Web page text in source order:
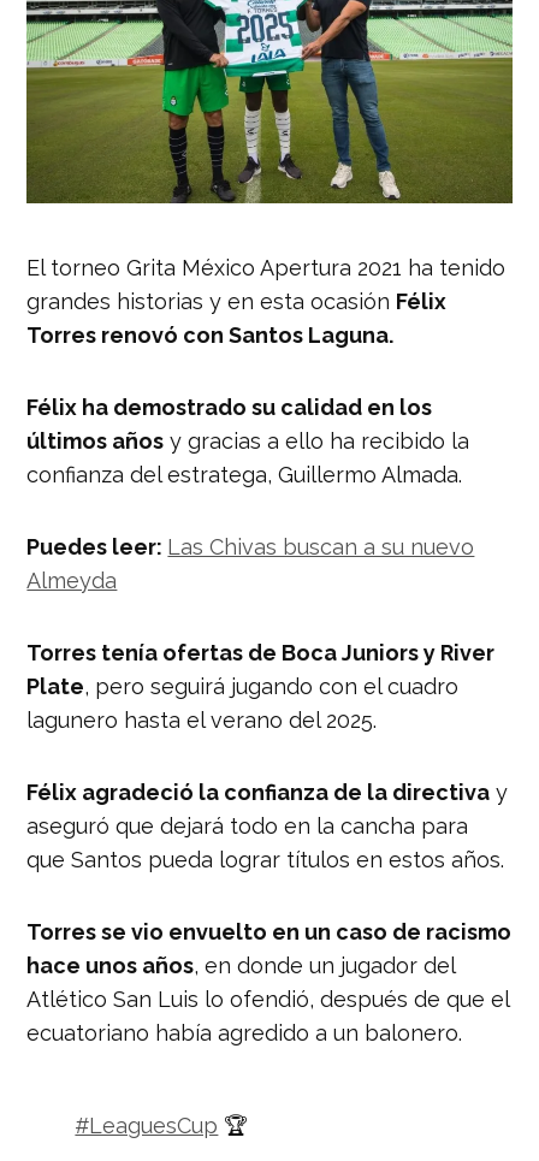
El torneo Grita México Apertura 2021 ha tenido
grandes historias y en esta ocasión Félix
Torres renovó con Santos Laguna.
Félix ha demostrado su calidad en los
últimos años y gracias a ello ha recibido la
confianza del estratega, Guillermo Almada.
Puedes leer: Las Chivas buscan a su nuevo
Almeyda
Torres tenía ofertas de Boca Juniors y River
Plate, pero seguirá jugando con el cuadro
lagunero hasta el verano del 2025.
Félix agradeció la confianza de la directiva y
aseguró que dejará todo en la cancha para
que Santos pueda lograr títulos en estos años.
Torres se vio envuelto en un caso de racismo
hace unos años, en donde un jugador del
Atlético San Luis lo ofendió, después de que el
ecuatoriano había agredido a un balonero.
#LeaguesCup 🏆